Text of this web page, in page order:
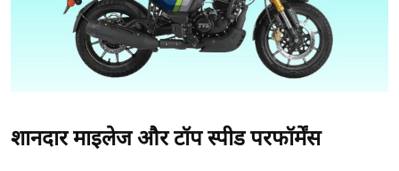
शानदार माइलेज और टॉप स्पीड परफॉर्मेंस